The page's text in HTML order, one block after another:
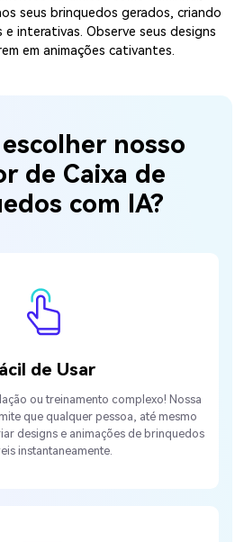
seus brinquedos gerados, criando
e interativas. Observe seus designs
em animações cativantes.
nosso
de Caixa de
com IA?
de Usar
ou treinamento complexo! Nossa
que qualquer pessoa, até mesmo
designs e animações de brinquedos
instantaneamente.